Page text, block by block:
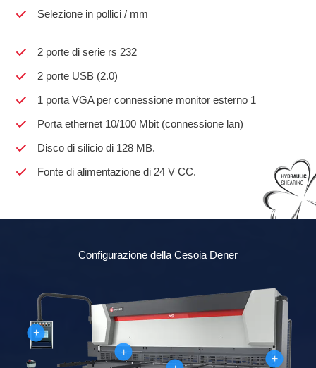
Selezione in pollici / mm
2 porte di serie rs 232
2 porte USB (2.0)
1 porta VGA per connessione monitor esterno 1
Porta ethernet 10/100 Mbit (connessione lan)
Disco di silicio di 128 MB.
Fonte di alimentazione di 24 V CC.
Configurazione della Cesoia Dener
+
+
+